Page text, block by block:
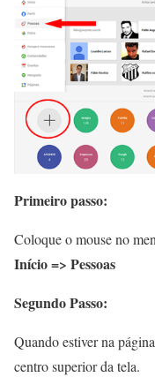
Primeiro passo:
Coloque o mouse no
Início=> Pessoas
Segundo Passo:
Quando estiver na página
centro superior da tela.